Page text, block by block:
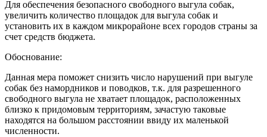
Для обеспечения безопасного свободного выгула собак,
увеличить количество площадок для выгула собак и
установить их в каждом микрорайоне всех городов страны за
счет средств бюджета.
Обоснование:
Данная мера поможет снизить число нарушений при выгуле
собак без намордников и поводков, т.к. для разрешенного
свободного выгула не хватает площадок, расположенных
близко к придомовым территориям, зачастую таковые
находятся на большом расстоянии ввиду их маленькой
численности.